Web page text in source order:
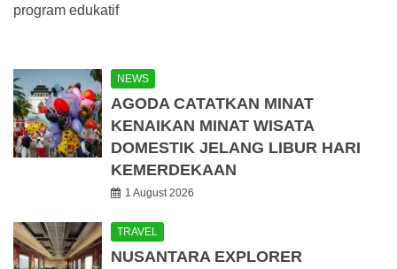
program edukatif
NEWS
AGODA CATATKAN MINAT
KENAIKAN MINAT WISATA
DOMESTIK JELANG LIBUR HARI
KEMERDEKAAN
1 August 2026
TRAVEL
NUSANTARA EXPLORER